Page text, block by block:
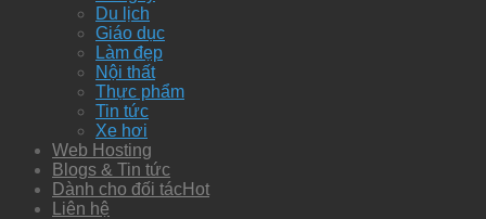
Du lịch
Giáo dục
Làm đẹp
Nội thất
Thực phẩm
Tin tức
Xe hơi
Web Hosting
Blogs & Tin tức
Dành cho đối tác
Liên hệ